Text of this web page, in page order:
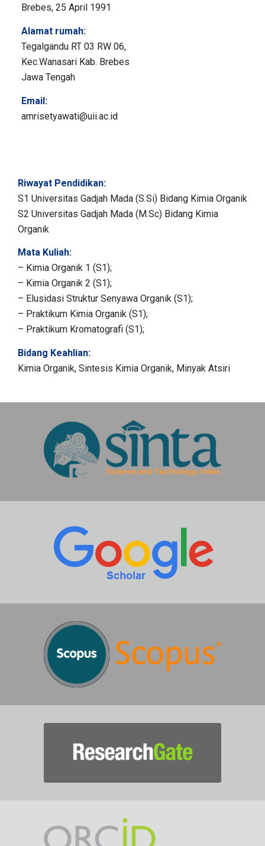
Brebes, 25 April 1991
Alamat rumah:
Tegalgandu RT 03 RW 06,
Kec.Wanasari Kab. Brebes
Jawa Tengah
Email:
amrisetyawati@uii.ac.id
Riwayat Pendidikan:
S1 Universitas Gadjah Mada (S.Si) Bidang Kimia Organik
S2 Universitas Gadjah Mada (M.Sc) Bidang Kimia
Organik
Mata Kuliah:
– Kimia Organik 1 (S1);
– Kimia Organik 2 (S1);
– Elusidasi Struktur Senyawa Organik (S1);
– Praktikum Kimia Organik (S1);
– Praktikum Kromatografi (S1);
Bidang Keahlian:
Kimia Organik, Sintesis Kimia Organik, Minyak Atsiri